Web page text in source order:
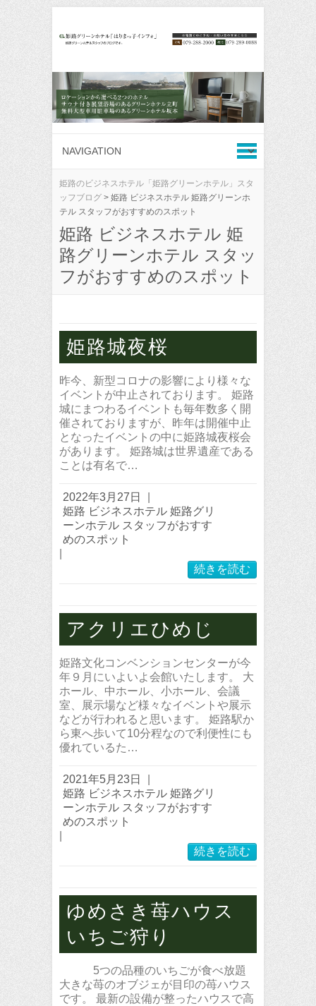
姫路のビジネスホテル「姫路グリーンホテル」スタ
ッフブログ > 姫路 ビジネスホテル 姫路グリーンホ
テル スタッフがおすすめのスポット
姫路 ビジネスホテル 姫
路グリーンホテル スタッ
フがおすすめのスポット
姫路城夜桜
昨今、新型コロナの影響により様々な
イベントが中止されております。 姫路
城にまつわるイベントも毎年数多く開
催されておりますが、昨年は開催中止
となったイベントの中に姫路城夜桜会
があります。 姫路城は世界遺産である
ことは有名で…
2022年3月27日
姫路 ビジネスホテル 姫路グリ
ーンホテル スタッフがおすす
めのスポット
続きを読む
アクリエひめじ
姫路文化コンベンションセンターが今
年９月にいよいよ会館いたします。 大
ホール、中ホール、小ホール、会議
室、展示場など様々なイベントや展示
などが行われると思います。 姫路駅か
ら東へ歩いて10分程なので利便性にも
優れているた…
2021年5月23日
姫路 ビジネスホテル 姫路グリ
ーンホテル スタッフがおすす
めのスポット
続きを読む
ゆめさき苺ハウス
いちご狩り
5つの品種のいちごが食べ放題
大きな苺のオブジェが目印の苺ハウス
です。 最新の設備が整ったハウスで高